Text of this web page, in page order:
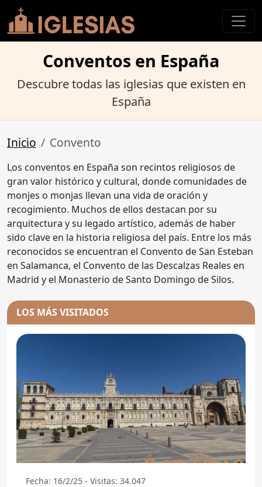
Conventos en España
Descubre todas las iglesias que existen en
España
Inicio Convento
Los conventos en España son recintos religiosos de
gran valor histórico y cultural, donde comunidades de
monjes o monjas llevan una vida de oración y
recogimiento. Muchos de ellos destacan por su
arquitectura y su legado artístico, además de haber
sido clave en la historia religiosa del país. Entre los más
reconocidos se encuentran el Convento de San Esteban
en Salamanca, el Convento de las Descalzas Reales en
Madrid y el Monasterio de Santo Domingo de Silos.
LOS MÁS VISITADOS
Fecha: 16/2/25 - Visitas: 34.047